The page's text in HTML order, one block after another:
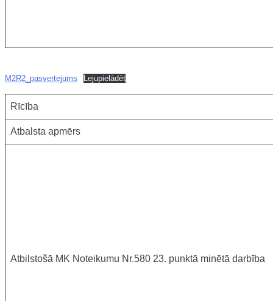
M2R2_pasvertejums Lejupielādēt
Rīcība
Atbalsta apmērs
Atbilstošā MK Noteikumu Nr.580 23. punktā minētā darbība